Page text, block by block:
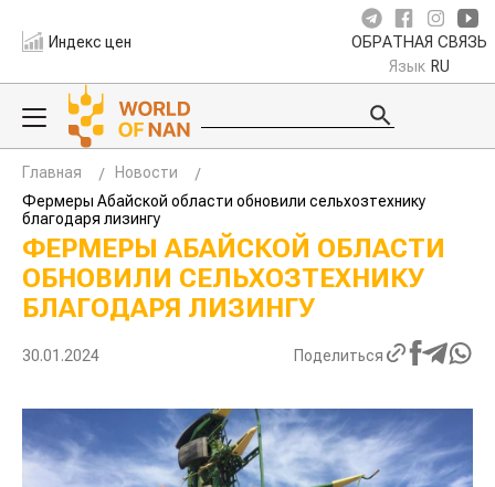
Индекс цен ОБРАТНАЯ СВЯЗЬ
Язык RU
Главная
Новости
Фермеры Абайской области обновили сельхозтехнику
благодаря лизингу
ФЕРМЕРЫ АБАЙСКОЙ ОБЛАСТИ
ОБНОВИЛИ СЕЛЬХОЗТЕХНИКУ
БЛАГОДАРЯ ЛИЗИНГУ
30.01.2024 Поделиться